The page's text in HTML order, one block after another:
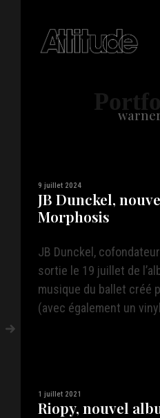
9 juillet 2024
JB Dunckel,
Morphosis
JB Dunckel,
sortie le 19 juillet de
musique du ballet créé
(avec également un
1 juillet 2021
Riopy, nouvel